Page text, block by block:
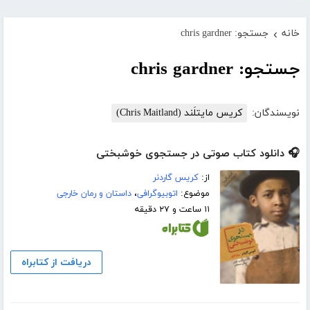
خانه › جستجو: chris gardner
جستجو: chris gardner
نویسندگان: کریس مایتلَند (Chris Maitland)
🎧 دانلود کتاب صوتی در جستجوی خوشبختی
از:کریس گاردنر
موضوع: اتوبیوگرافی،داستان و رمان خارجی
۱۱ ساعت و ۲۷ دقیقه
دریافت از کتابراه